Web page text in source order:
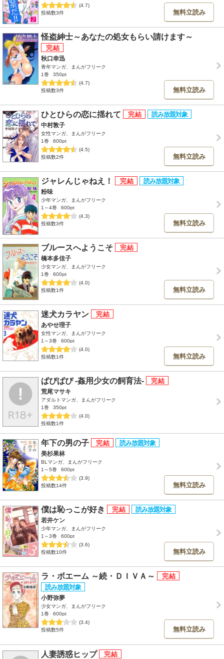
(4.7)
投稿数3件
無料立読み
怪盗紳士～あなたの処女もらい請けます～
秋口幸迅
青年マンガ、まんがフリーク
1巻
350pt
(4.7)
投稿数3件
無料立読み
ひとひらの恋に揺れて
中村敦子
女性マンガ、まんがフリーク
1巻
600pt
(4.5)
投稿数2件
無料立読み
ジャレんじゃねえ！
粉味
少年マンガ、まんがフリーク
1～4巻
600pt
(4.3)
投稿数3件
無料立読み
ブルースへようこそ
橋本多佳子
少女マンガ、まんがフリーク
1巻
600pt
(4.0)
投稿数1件
無料立読み
迷犬カラヤン
あやせ理子
女性マンガ、まんがフリーク
1～3巻
600pt
(4.0)
投稿数1件
無料立読み
ぱぴぱぴ -姦用少女の飼育法-
荒尾マサキ
アダルトマンガ、まんがフリーク
1巻
350pt
(4.0)
投稿数1件
年下の男の子
美杉果林
BLマンガ、まんがフリーク
1～5巻
600pt
(3.9)
投稿数14件
無料立読み
僕は恥っこが好き
若井ケン
少年マンガ、まんがフリーク
1～3巻
600pt
(3.6)
投稿数10件
無料立読み
ラ・ボエーム ～続・ＤＩＶＡ～
小野弥夢
少女マンガ、まんがフリーク
1巻
600pt
(3.4)
投稿数5件
無料立読み
人妻誘惑ヒップ